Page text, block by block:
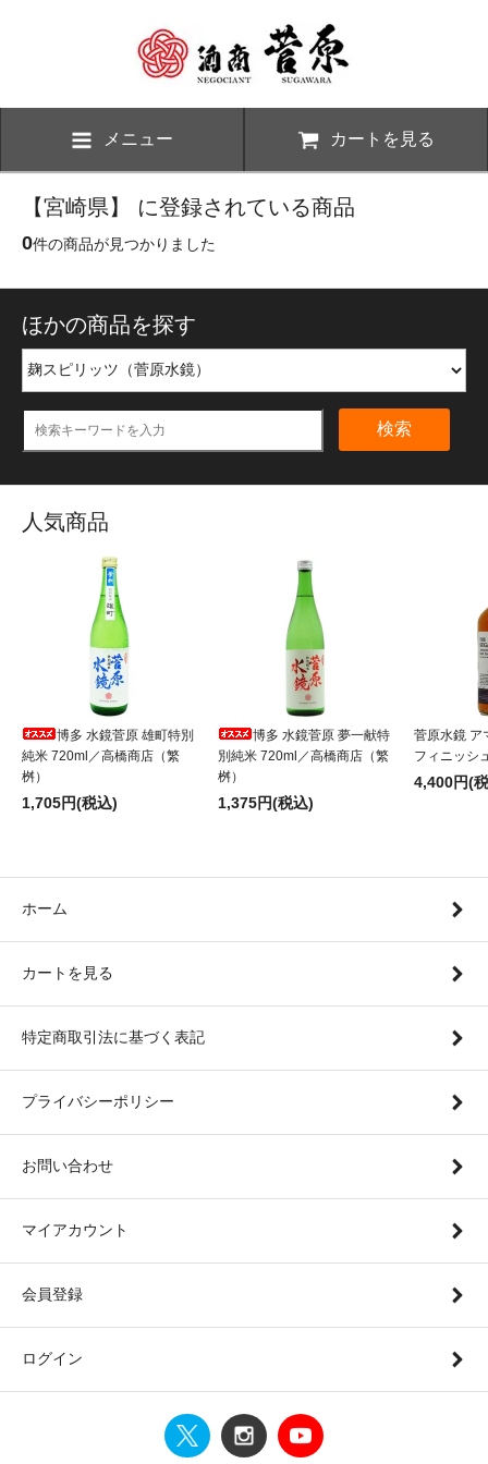
メニュー カートを見る
【宮崎県】 に登録されている商品
0件の商品が見つかりました
ほかの商品を探す
検索
人気商品
博多 水鏡菅原 雄町特別
純米 720ml／高橋商店（繁
桝）
1,705円(税込)
博多 水鏡菅原 夢一献特
別純米 720ml／高橋商店（繁
桝）
1,375円(税込)
菅原水鏡 ア
フィニッシ
4,400円(
ホーム
カートを見る
特定商取引法に基づく表記
プライバシーポリシー
お問い合わせ
マイアカウント
会員登録
ログイン